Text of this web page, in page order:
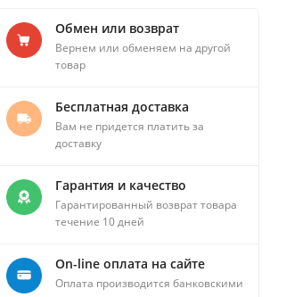
Обмен или возврат
Вернем или обменяем на другой
товар
Бесплатная доставка
Вам не придется платить за
доставку
Гарантия и качество
Гарантированный возврат товара
течение 10 дней
On-line оплата на сайте
Оплата производится банковскими